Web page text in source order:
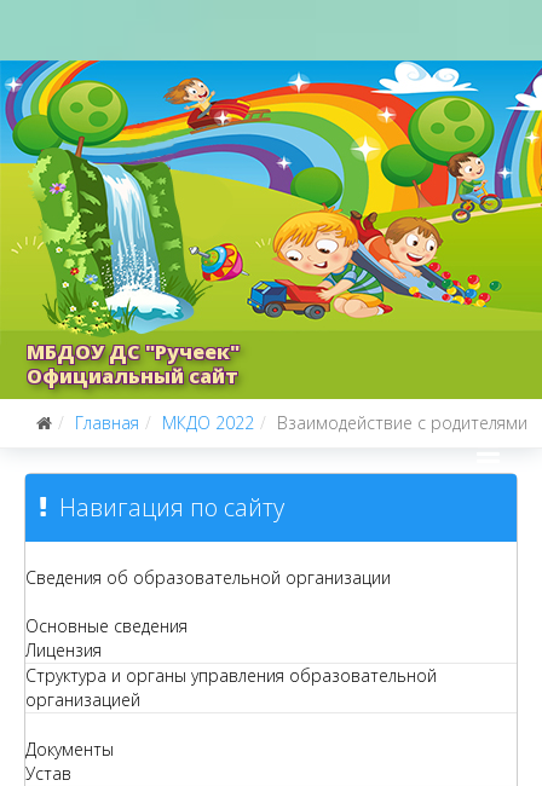
МБДОУ ДС "Ручеек"
Официальный сайт
Главная МКДО 2022 Взаимодействие с родителями
Навигация по сайту
Сведения об образовательной организации
Основные сведения
Лицензия
Структура и органы управления образовательной
организацией
Документы
Устав